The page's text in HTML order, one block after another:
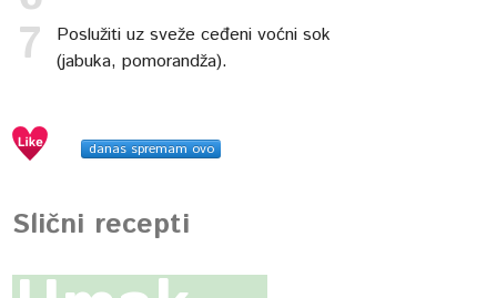
Poslužiti uz sveže ceđeni voćni sok
(jabuka, pomorandža).
danas spremam ovo
Slični recepti